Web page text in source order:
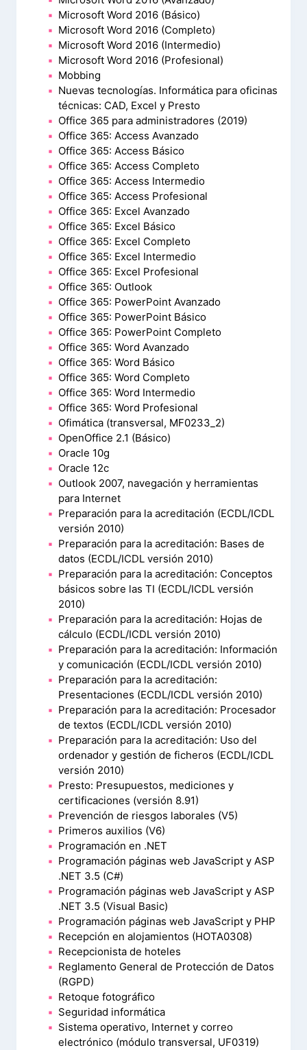
Microsoft Word 2016 (Básico)
Microsoft Word 2016 (Completo)
Microsoft Word 2016 (Intermedio)
Microsoft Word 2016 (Profesional)
Mobbing
Nuevas tecnologías. Informática para oficinas
técnicas: CAD, Excel y Presto
Office 365 para administradores (2019)
Office 365: Access Avanzado
Office 365: Access Básico
Office 365: Access Completo
Office 365: Access Intermedio
Office 365: Access Profesional
Office 365: Excel Avanzado
Office 365: Excel Básico
Office 365: Excel Completo
Office 365: Excel Intermedio
Office 365: Excel Profesional
Office 365: Outlook
Office 365: PowerPoint Avanzado
Office 365: PowerPoint Básico
Office 365: PowerPoint Completo
Office 365: Word Avanzado
Office 365: Word Básico
Office 365: Word Completo
Office 365: Word Intermedio
Office 365: Word Profesional
Ofimática (transversal, MF0233_2)
OpenOffice 2.1 (Básico)
Oracle 10g
Oracle 12c
Outlook 2007, navegación y herramientas
para Internet
Preparación para la acreditación (ECDL/ICDL
versión 2010)
Preparación para la acreditación: Bases de
datos (ECDL/ICDL versión 2010)
Preparación para la acreditación: Conceptos
básicos sobre las TI (ECDL/ICDL versión
2010)
Preparación para la acreditación: Hojas de
cálculo (ECDL/ICDL versión 2010)
Preparación para la acreditación: Información
y comunicación (ECDL/ICDL versión 2010)
Preparación para la acreditación:
Presentaciones (ECDL/ICDL versión 2010)
Preparación para la acreditación: Procesador
de textos (ECDL/ICDL versión 2010)
Preparación para la acreditación: Uso del
ordenador y gestión de ficheros (ECDL/ICDL
versión 2010)
Presto: Presupuestos, mediciones y
certificaciones (versión 8.91)
Prevención de riesgos laborales (V5)
Primeros auxilios (V6)
Programación en .NET
Programación páginas web JavaScript y ASP
.NET 3.5 (C#)
Programación páginas web JavaScript y ASP
.NET 3.5 (Visual Basic)
Programación páginas web JavaScript y PHP
Recepción en alojamientos (HOTA0308)
Recepcionista de hoteles
Reglamento General de Protección de Datos
(RGPD)
Retoque fotográfico
Seguridad informática
Sistema operativo, Internet y correo
electrónico (módulo transversal, UF0319)